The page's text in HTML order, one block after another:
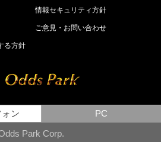
情報セキュリティ方針
ご意見・お問い合わせ
る方針
ン PC
Park Corp.